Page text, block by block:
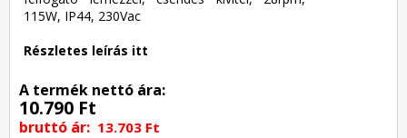
115W, IP44, 230Vac
Részletes leírás itt
A termék nettó ára:
10.790 Ft
bruttó ár: 13.703 Ft